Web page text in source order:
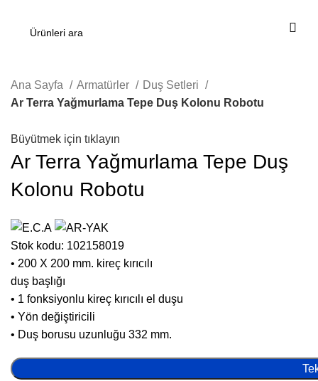
Ana Sayfa Armatürler
Duş Setleri
Ar Terra Yağmurlama Tepe Duş Kolonu Robotu
Büyütmek için tıklayın
Ar Terra Yağmurlama Tepe Duş
Kolonu Robotu
Stok kodu: 102158019
• 200 X 200 mm. kireç kırıcılı
duş başlığı
• 1 fonksiyonlu kireç kırıcılı el duşu
• Yön değiştiricili
• Duş borusu uzunluğu 332 mm.